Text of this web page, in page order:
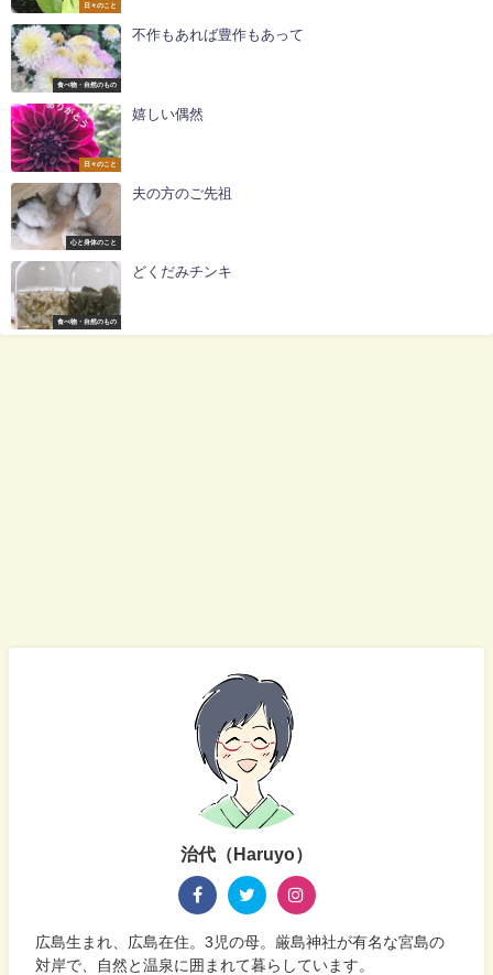
日々のこと
食べ物・自然のもの
不作もあれば豊作もあって
日々のこと
嬉しい偶然
心と身体のこと
夫の方のご先祖
食べ物・自然のもの
どくだみチンキ
治代（Haruyo）
広島生まれ、広島在住。3児の母。厳島神社が有名な宮島の
対岸で、自然と温泉に囲まれて暮らしています。